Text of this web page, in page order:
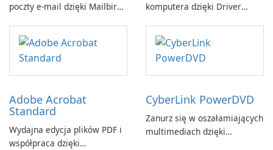
poczty e-mail dzięki Mailbird
komputera dzięki Driver
Adobe Acrobat
Standard
Wydajna edycja plików PDF i
współpraca dzięki
CyberLink PowerDVD
Zanurz się w oszałamiających
multimediach dzięki